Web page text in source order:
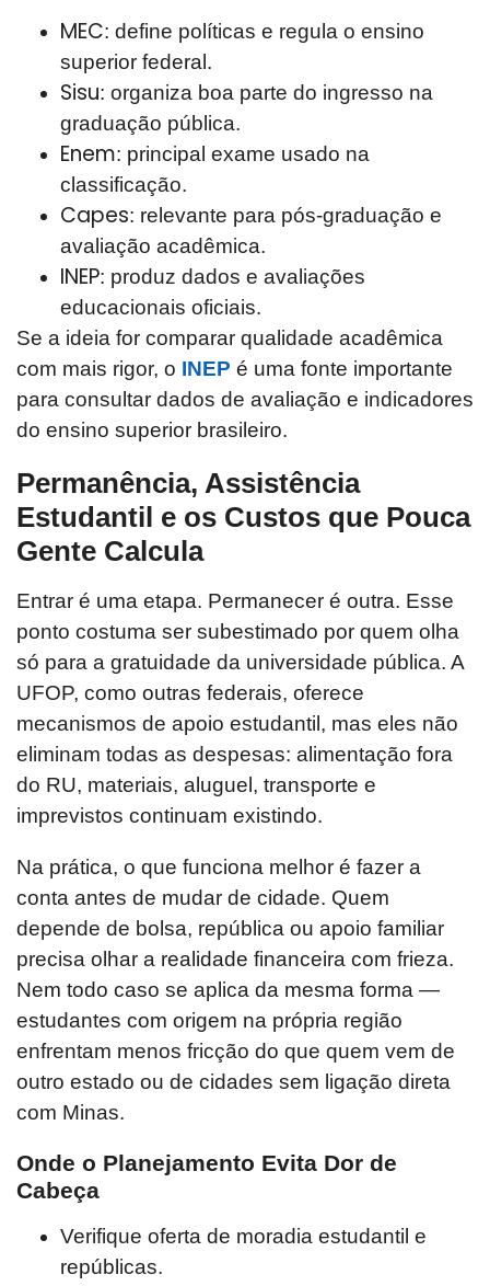
MEC: define políticas e regula o ensino
superior federal.
Sisu: organiza boa parte do ingresso na
graduação pública.
Enem: principal exame usado na
classificação.
Capes: relevante para pós-graduação e
avaliação acadêmica.
INEP: produz dados e avaliações
educacionais oficiais.
Se a ideia for comparar qualidade acadêmica
com mais rigor, o INEP é uma fonte importante
para consultar dados de avaliação e indicadores
do ensino superior brasileiro.
Permanência, Assistência
Estudantil e os Custos que Pouca
Gente Calcula
Entrar é uma etapa. Permanecer é outra. Esse
ponto costuma ser subestimado por quem olha
só para a gratuidade da universidade pública. A
UFOP, como outras federais, oferece
mecanismos de apoio estudantil, mas eles não
eliminam todas as despesas: alimentação fora
do RU, materiais, aluguel, transporte e
imprevistos continuam existindo.
Na prática, o que funciona melhor é fazer a
conta antes de mudar de cidade. Quem
depende de bolsa, república ou apoio familiar
precisa olhar a realidade financeira com frieza.
Nem todo caso se aplica da mesma forma —
estudantes com origem na própria região
enfrentam menos fricção do que quem vem de
outro estado ou de cidades sem ligação direta
com Minas.
Onde o Planejamento Evita Dor de
Cabeça
Verifique oferta de moradia estudantil e
repúblicas.